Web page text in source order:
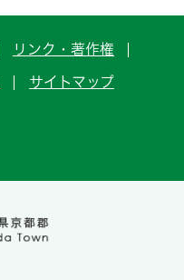
リンク・著作権
サイトマップ